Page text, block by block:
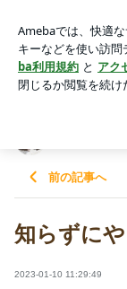
と暮らす日々☆
アプリをダウン
ょう。
前の記事へ
知らずに
2023-01-10 11:29:49